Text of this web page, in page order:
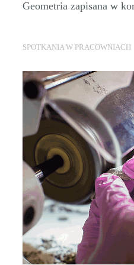
Geometria zapisana w
SPOTKANIA W PRACOWNIACH